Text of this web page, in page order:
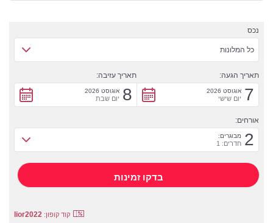
נכס
כל המלונות
תאריך הגעה:
7 אוגוסט 2026
יום שישי
תאריך עזיבה:
8 אוגוסט 2026
יום שבת
אורחים:
2 מבוגרים:
חדרים: 1
קוד קופון: lior2022